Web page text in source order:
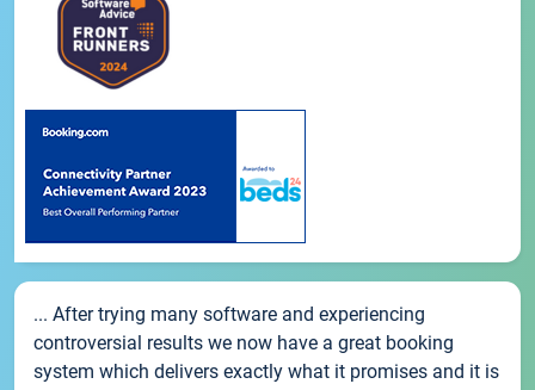
... After trying many software and experiencing
controversial results we now have a great booking
system which delivers exactly what it promises and it is